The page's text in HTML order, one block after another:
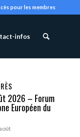
pour les membres
infos
2026 – Forum
Européen du